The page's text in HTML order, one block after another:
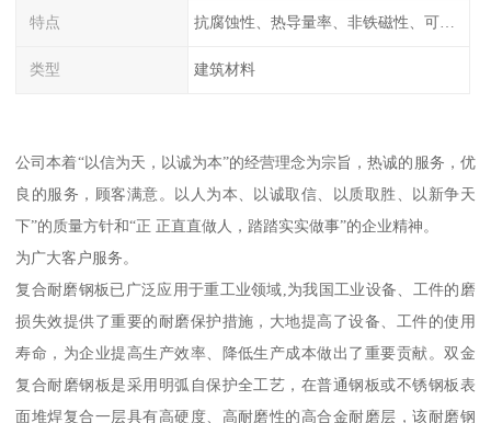
特点 抗腐蚀性、热导量率、非铁磁性、可加工性、可成形性、回收性
类型 建筑材料
公司本着“以信为天，以诚为本”的经营理念为宗旨，热诚的服务，优
良的服务，顾客满意。以人为本、以诚取信、以质取胜、以新争天
下”的质量方针和“正 正直直做人，踏踏实实做事”的企业精神。
为广大客户服务。
复合耐磨钢板已广泛应用于重工业领域,为我国工业设备、工件的磨
损失效提供了重要的耐磨保护措施，大地提高了设备、工件的使用
寿命，为企业提高生产效率、降低生产成本做出了重要贡献。双金
复合耐磨钢板是采用明弧自保护全工艺，在普通钢板或不锈钢板表
面堆焊复合一层具有高硬度、高耐磨性的高合金耐磨层，该耐磨钢